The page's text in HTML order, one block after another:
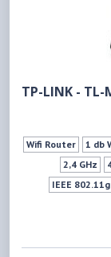
TP-LINK - TL-
Wifi Router 1 db
2,4 GHz
IEEE